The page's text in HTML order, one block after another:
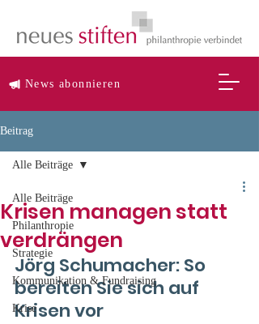
News abonnieren
Beitrag
Alle Beiträge
Philanthropie
Strategie
Kommunikation & Fundraising
Krise
Alle Beiträge
Krisen managen statt
verdrängen
Jörg Schumacher: So
bereiten Sie sich auf
Krisen vor